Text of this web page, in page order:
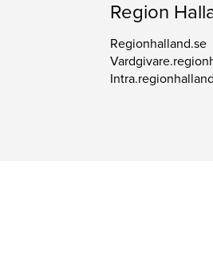
Region
Regionhalland.se